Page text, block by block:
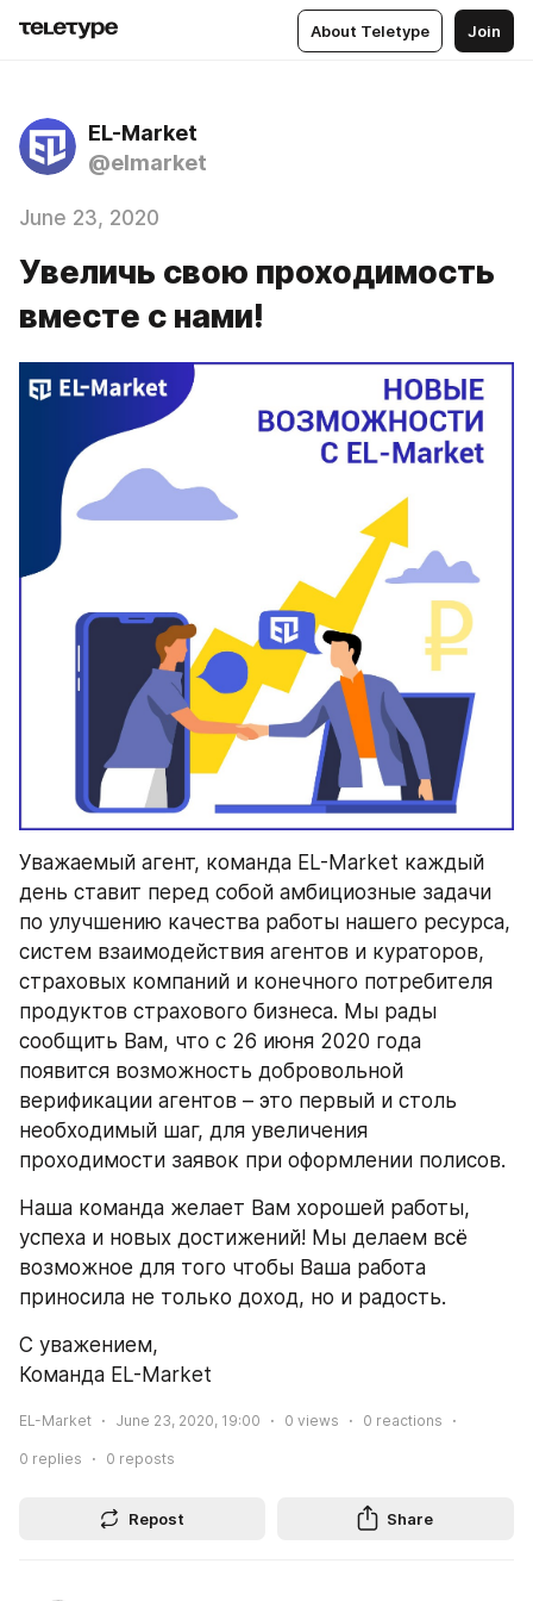
About Teletype Join
EL-Market
@elmarket
June 23, 2020
Увеличь свою проходимость
вместе с нами!
Уважаемый агент, команда EL-Market каждый
день ставит перед собой амбициозные задачи
по улучшению качества работы нашего ресурса,
систем взаимодействия агентов и кураторов,
страховых компаний и конечного потребителя
продуктов страхового бизнеса. Мы рады
сообщить Вам, что c 26 июня 2020 года
появится возможность добровольной
верификации агентов – это первый и столь
необходимый шаг, для увеличения
проходимости заявок при оформлении полисов.
Наша команда желает Вам хорошей работы,
успеха и новых достижений! Мы делаем всё
возможное для того чтобы Ваша работа
приносила не только доход, но и радость.
С уважением,
Команда EL-Market
EL-Market June 23, 2020, 19:00 0 views 0 reactions
0 replies 0 reposts
Repost Share